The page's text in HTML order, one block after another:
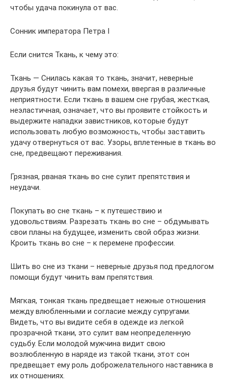
чтобы удача покинула от вас.
Сонник императора Петра I
Если снится Ткань, к чему это:
Ткань — Снилась какая то ткань, значит, неверные
друзья будут чинить вам помехи, ввергая в различные
неприятности. Если ткань в вашем сне грубая, жесткая,
неэластичная, означает, что вы проявите стойкость и
выдержите нападки завистников, которые будут
использовать любую возможность, чтобы заставить
удачу отвернуться от вас. Узоры, вплетенные в ткань во
сне, предвещают переживания.
Грязная, рваная ткань во сне сулит препятствия и
неудачи.
Покупать во сне ткань – к путешествию и
удовольствиям. Разрезать ткань во сне – обдумывать
свои планы на будущее, изменить свой образ жизни.
Кроить ткань во сне – к перемене профессии.
Шить во сне из ткани – неверные друзья под предлогом
помощи будут чинить вам препятствия.
Мягкая, тонкая ткань предвещает нежные отношения
между влюбленными и согласие между супругами.
Видеть, что вы видите себя в одежде из легкой
прозрачной ткани, это сулит вам неопределенную
судьбу. Если молодой мужчина видит свою
возлюбленную в наряде из такой ткани, этот сон
предвещает ему роль доброжелательного наставника в
их отношениях.